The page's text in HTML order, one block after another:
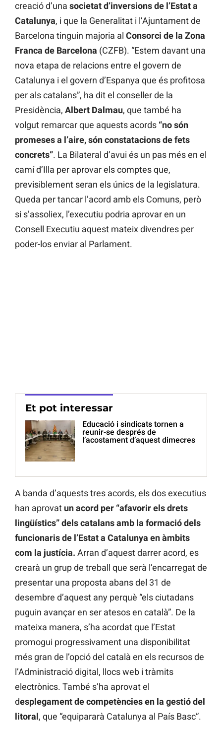
creació d’una societat d’inversions de l’Estat a
Catalunya, i que la Generalitat i l’Ajuntament de
Barcelona tinguin majoria al Consorci de la Zona
Franca de Barcelona (CZFB). “Estem davant una
nova etapa de relacions entre el govern de
Catalunya i el govern d’Espanya que és profitosa
per als catalans”, ha dit el conseller de la
Presidència, Albert Dalmau, que també ha
volgut remarcar que aquests acords “no són
promeses a l’aire, són constatacions de fets
concrets”. La Bilateral d’avui és un pas més en el
camí d’Illa per aprovar els comptes que,
previsiblement seran els únics de la legislatura.
Queda per tancar l’acord amb els Comuns, però
si s’assoliex, l’executiu podria aprovar en un
Consell Executiu aquest mateix divendres per
poder-los enviar al Parlament.
Et pot interessar
Educació i sindicats tornen a
reunir-se després de
l’acostament d’aquest dimecres
A banda d’aquests tres acords, els dos executius
han aprovat un acord per “afavorir els drets
lingüístics” dels catalans amb la formació dels
funcionaris de l’Estat a Catalunya en àmbits
com la justícia. Arran d’aquest darrer acord, es
crearà un grup de treball que serà l’encarregat de
presentar una proposta abans del 31 de
desembre d’aquest any perquè “els ciutadans
puguin avançar en ser atesos en català”. De la
mateixa manera, s’ha acordat que l’Estat
promogui progressivament una disponibilitat
més gran de l’opció del català en els recursos de
l’Administració digital, llocs web i tràmits
electrònics. També s’ha aprovat el
desplegament de competències en la gestió del
litoral, que “equipararà Catalunya al País Basc”.